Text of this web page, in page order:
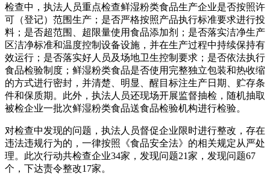
检查中，执法人员重点检查鲜湿粉类食品生产企业是否按照许
可（登记）范围生产；是否严格按照产品执行标准要求进行投
料；是否超范围、超限量使用食品添加剂；是否落实洁净生产
区洁净标准和温度控制设备设施，并在生产过程中持续保持有
效运行；是否落实好人员及场地卫生控制要求；是否依法执行
食品检验制度；鲜湿粉类食品是否使用完整独立包装和热收缩
的方式进行密封，并清楚、明显、醒目标注生产日期、贮存条
件和保质期。此外，执法人员还现场开展监督抽检，随机抽取
被检企业一批次鲜湿粉类食品送食品检验机构进行检验。
对检查中发现的问题，执法人员督促企业限时进行整改，存在
违法违规行为的，一律按照《食品安全法》的相关规定从严处
理。此次行动共检查企业34家，发现问题21家，发现问题67
个，下达责令整改17家。